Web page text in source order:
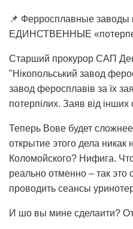
📌 Ферросплавные заводы
ЕДИНСТВЕННЫЕ
Старший прокурор САП
"Нікопольський завод
завод феросплавів за їх
потерпілих. Заяв від
Теперь Вове будет
открытие этого дела
Коломойского? Нифига.
реально отменно – так это
проводить сеансы
И шо вы мине сделаити?